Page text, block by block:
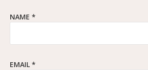
NAME *
EMAIL *